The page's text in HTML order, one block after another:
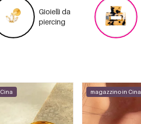
Gioielli da
piercing
magazzino in Cina